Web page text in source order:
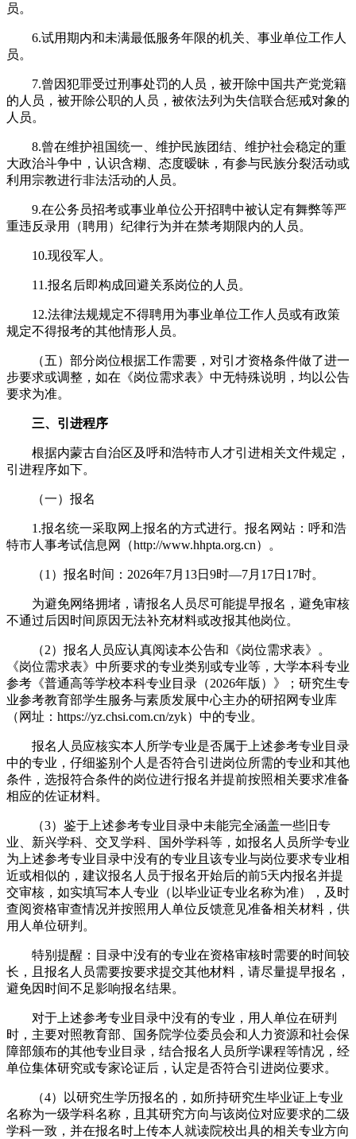
员。
6.试用期内和未满最低服务年限的机关、事业单位工作人
员。
7.曾因犯罪受过刑事处罚的人员，被开除中国共产党党籍
的人员，被开除公职的人员，被依法列为失信联合惩戒对象的
人员。
8.曾在维护祖国统一、维护民族团结、维护社会稳定的重
大政治斗争中，认识含糊、态度暧昧，有参与民族分裂活动或
利用宗教进行非法活动的人员。
9.在公务员招考或事业单位公开招聘中被认定有舞弊等严
重违反录用（聘用）纪律行为并在禁考期限内的人员。
10.现役军人。
11.报名后即构成回避关系岗位的人员。
12.法律法规规定不得聘用为事业单位工作人员或有政策
规定不得报考的其他情形人员。
（五）部分岗位根据工作需要，对引才资格条件做了进一
步要求或调整，如在《岗位需求表》中无特殊说明，均以公告
要求为准。
三、引进程序
根据内蒙古自治区及呼和浩特市人才引进相关文件规定，
引进程序如下。
（一）报名
1.报名统一采取网上报名的方式进行。报名网站：呼和浩
特市人事考试信息网（http://www.hhpta.org.cn）。
（1）报名时间：2026年7月13日9时—7月17日17时。
为避免网络拥堵，请报名人员尽可能提早报名，避免审核
不通过后因时间原因无法补充材料或改报其他岗位。
（2）报名人员应认真阅读本公告和《岗位需求表》。
《岗位需求表》中所要求的专业类别或专业等，大学本科专业
参考《普通高等学校本科专业目录（2026年版）》；研究生专
业参考教育部学生服务与素质发展中心主办的研招网专业库
（网址：https://yz.chsi.com.cn/zyk）中的专业。
报名人员应核实本人所学专业是否属于上述参考专业目录
中的专业，仔细鉴别个人是否符合引进岗位所需的专业和其他
条件，选报符合条件的岗位进行报名并提前按照相关要求准备
相应的佐证材料。
（3）鉴于上述参考专业目录中未能完全涵盖一些旧专
业、新兴学科、交叉学科、国外学科等，如报名人员所学专业
为上述参考专业目录中没有的专业且该专业与岗位要求专业相
近或相似的，建议报名人员于报名开始后的前5天内报名并提
交审核，如实填写本人专业（以毕业证专业名称为准），及时
查阅资格审查情况并按照用人单位反馈意见准备相关材料，供
用人单位研判。
特别提醒：目录中没有的专业在资格审核时需要的时间较
长，且报名人员需要按要求提交其他材料，请尽量提早报名，
避免因时间不足影响报名结果。
对于上述参考专业目录中没有的专业，用人单位在研判
时，主要对照教育部、国务院学位委员会和人力资源和社会保
障部颁布的其他专业目录，结合报名人员所学课程等情况，经
单位集体研究或专家论证后，认定是否符合引进岗位要求。
（4）以研究生学历报名的，如所持研究生毕业证上专业
名称为一级学科名称，且其研究方向与该岗位对应要求的二级
学科一致，并在报名时上传本人就读院校出具的相关专业方向